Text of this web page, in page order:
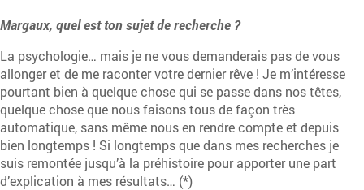
Margaux, quel est ton sujet de recherche ?
La psychologie… mais je ne vous demanderais pas de vous
allonger et de me raconter votre dernier rêve ! Je m’intéresse
pourtant bien à quelque chose qui se passe dans nos têtes,
quelque chose que nous faisons tous de façon très
automatique, sans même nous en rendre compte et depuis
bien longtemps ! Si longtemps que dans mes recherches je
suis remontée jusqu’à la préhistoire pour apporter une part
d’explication à mes résultats… (*)